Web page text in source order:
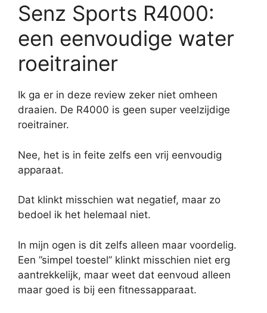
Senz Sports R4000:
een eenvoudige water
roeitrainer
Ik ga er in deze review zeker niet omheen
draaien. De R4000 is geen super veelzijdige
roeitrainer.
Nee, het is in feite zelfs een vrij eenvoudig
apparaat.
Dat klinkt misschien wat negatief, maar zo
bedoel ik het helemaal niet.
In mijn ogen is dit zelfs alleen maar voordelig.
Een ”simpel toestel” klinkt misschien niet erg
aantrekkelijk, maar weet dat eenvoud alleen
maar goed is bij een fitnessapparaat.